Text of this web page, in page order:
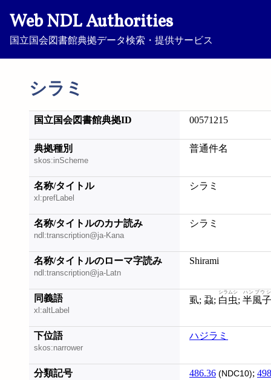
Web NDL Authorities
国立国会図書館典拠データ検索・提供サービス
シラミ
国立国会図書館典拠ID 00571215
典拠種別
skos:inScheme
普通件名
名称/タイトル
xl:prefLabel
シラミ
名称/タイトルのカナ読み
ndl:transcription@ja-Kana
シラミ
名称/タイトルのローマ字読み
ndl:transcription@ja-Latn
Shirami
同義語
xl:altLabel
虱; 蝨; 白虫
シラムシ
; 半風子
ハンプウシ
下位語
skos:narrower
ハジラミ
分類記号 486.36 (NDC10);